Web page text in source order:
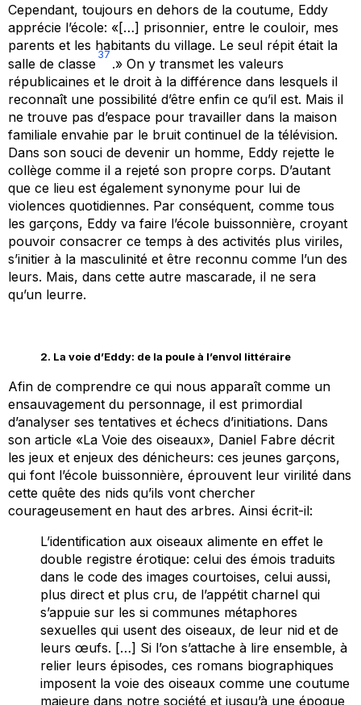
Cependant, toujours en dehors de la coutume, Eddy
apprécie l’école: «[…] prisonnier, entre le couloir, mes
parents et les habitants du village. Le seul répit était la
salle de classe
37
.» On y transmet les valeurs
républicaines et le droit à la différence dans lesquels il
reconnaît une possibilité d’être enfin ce qu’il est. Mais il
ne trouve pas d’espace pour travailler dans la maison
familiale envahie par le bruit continuel de la télévision.
Dans son souci de devenir un homme, Eddy rejette le
collège comme il a rejeté son propre corps. D’autant
que ce lieu est également synonyme pour lui de
violences quotidiennes. Par conséquent, comme tous
les garçons, Eddy va faire l’école buissonnière, croyant
pouvoir consacrer ce temps à des activités plus viriles,
s’initier à la masculinité et être reconnu comme l’un des
leurs. Mais, dans cette autre mascarade, il ne sera
qu’un leurre.
2. La voie d’Eddy: de la poule à l’envol littéraire
Afin de comprendre ce qui nous apparaît comme un
ensauvagement du personnage, il est primordial
d’analyser ses tentatives et échecs d’initiations. Dans
son article «La Voie des oiseaux», Daniel Fabre décrit
les jeux et enjeux des dénicheurs: ces jeunes garçons,
qui font l’école buissonnière, éprouvent leur virilité dans
cette quête des nids qu’ils vont chercher
courageusement en haut des arbres. Ainsi écrit-il:
L’identification aux oiseaux alimente en effet le
double registre érotique: celui des émois traduits
dans le code des images courtoises, celui aussi,
plus direct et plus cru, de l’appétit charnel qui
s’appuie sur les si communes métaphores
sexuelles qui usent des oiseaux, de leur nid et de
leurs œufs. […] Si l’on s’attache à lire ensemble, à
relier leurs épisodes, ces romans biographiques
imposent la voie des oiseaux comme une coutume
majeure dans notre société et jusqu’à une époque